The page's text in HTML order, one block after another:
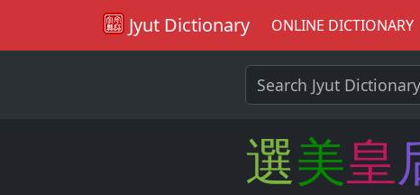
Jyut Dictionary ONLINE DICTIONARY
選美皇